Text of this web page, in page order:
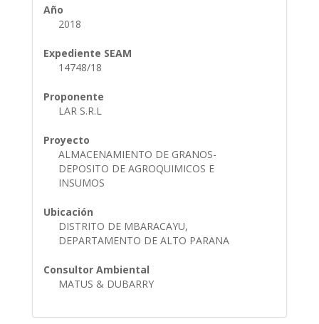
Año
2018
Expediente SEAM
14748/18
Proponente
LAR S.R.L
Proyecto
ALMACENAMIENTO DE GRANOS-
DEPOSITO DE AGROQUIMICOS E
INSUMOS
Ubicación
DISTRITO DE MBARACAYU,
DEPARTAMENTO DE ALTO PARANA
Consultor Ambiental
MATUS & DUBARRY